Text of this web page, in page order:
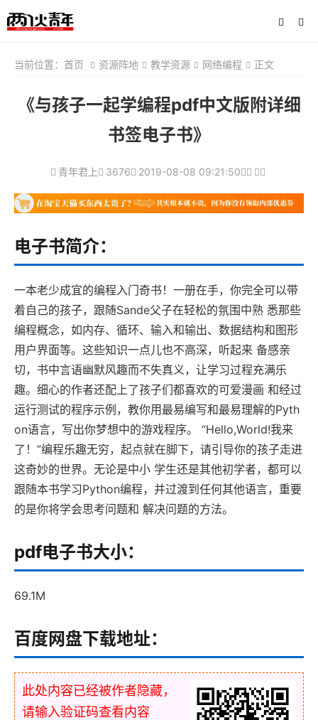
当前位置： 首页 资源阵地 教学资源 网络编程 正文
《与孩子一起学编程pdf中文版附详细
书签电子书》
青年君上 3676 2019-08-08 09:21:50
电子书简介：
一本老少成宜的编程入门奇书！一册在手，你完全可以带
着自己的孩子，跟随Sande父子在轻松的氛围中熟 悉那些
编程概念，如内存、循环、输入和输出、数据结构和图形
用户界面等。这些知识一点儿也不高深，听起来 备感亲
切，书中言语幽默风趣而不失真义，让学习过程充满乐
趣。细心的作者还配上了孩子们都喜欢的可爱漫画 和经过
运行测试的程序示例，教你用最易编写和最易理解的Pyth
on语言，写出你梦想中的游戏程序。 “Hello,World!我来
了！”编程乐趣无穷，起点就在脚下，请引导你的孩子走进
这奇妙的世界。无论是中小 学生还是其他初学者，都可以
跟随本书学习Python编程，并过渡到任何其他语言，重要
的是你将学会思考问题和 解决问题的方法。
pdf电子书大小：
69.1M
百度网盘下载地址：
此处内容已经被作者隐藏，
请输入验证码查看内容